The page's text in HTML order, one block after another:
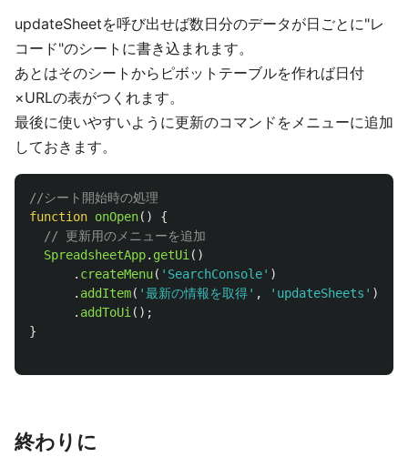
updateSheetを呼び出せば数日分のデータが日ごとに"レ
コード"のシートに書き込まれます。
あとはそのシートからピボットテーブルを作れば日付
×URLの表がつくれます。
最後に使いやすいように更新のコマンドをメニューに追加
しておきます。
//シート開始時の処理
function onOpen()
{
// 更新用のメニューを追加
SpreadsheetApp. getUi ()
. createMenu( ' SearchConsole' )
. addItem( '最新の情報を取得' , ' updateSheets ' )
. addToUi ();
}
終わりに